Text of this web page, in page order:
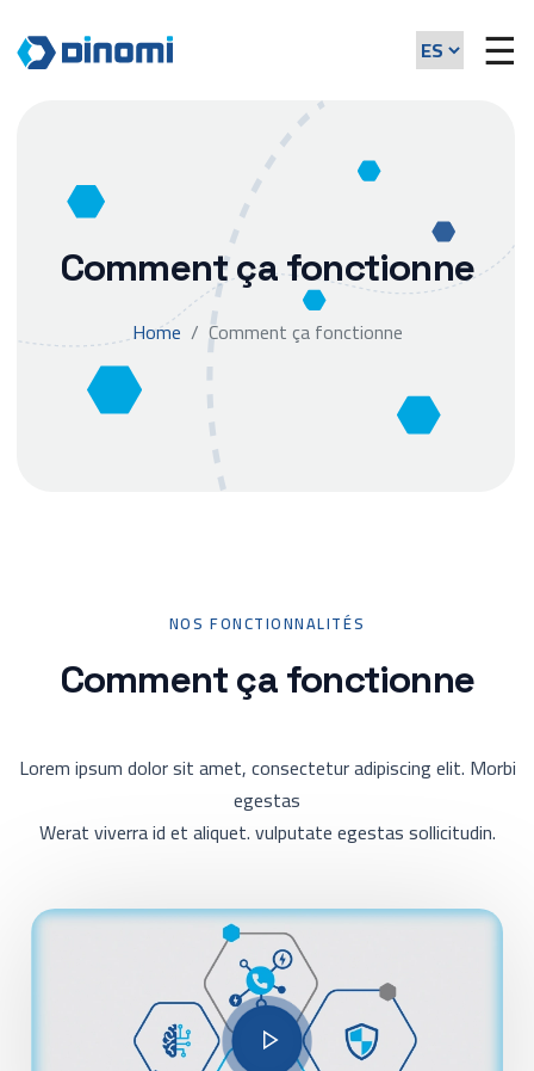
☰
Comment ça fonctionne
Home Comment ça fonctionne
NOS FONCTIONNALITÉS
Comment ça fonctionne
Lorem ipsum dolor sit amet, consectetur adipiscing elit. Morbi
egestas
Werat viverra id et aliquet. vulputate egestas sollicitudin.